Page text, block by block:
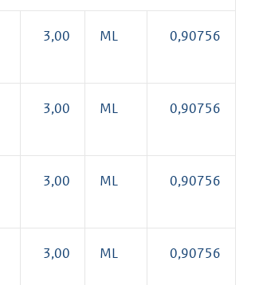
3,00 ML 0,90756
3,00 ML 0,90756
3,00 ML 0,90756
3,00 ML 0,90756